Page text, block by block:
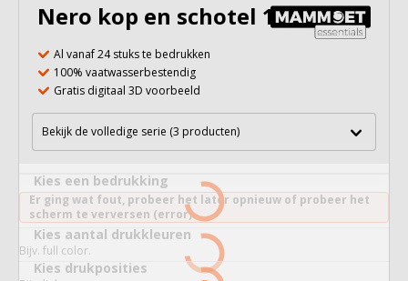
Nero kop en schotel 190 ml
Al vanaf 24 stuks te bedrukken
100% vaatwasserbestendig
Gratis digitaal 3D voorbeeld
Bekijk de volledige serie (3 producten)
Kies een bedrukking
Er ging wat fout, probeer het later opnieuw of probeer het
scherm te verversen (error).
Kies aantal drukkleuren
Bijv. full color.
Kies drukposities